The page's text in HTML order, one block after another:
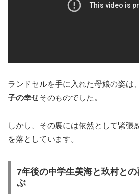
ランドセルを手に入れた母娘の姿は
子の幸せそのものでした。
しかし、その裏には依然として緊張
を落としています。
7年後の中学生美海と玖村と
ぶ